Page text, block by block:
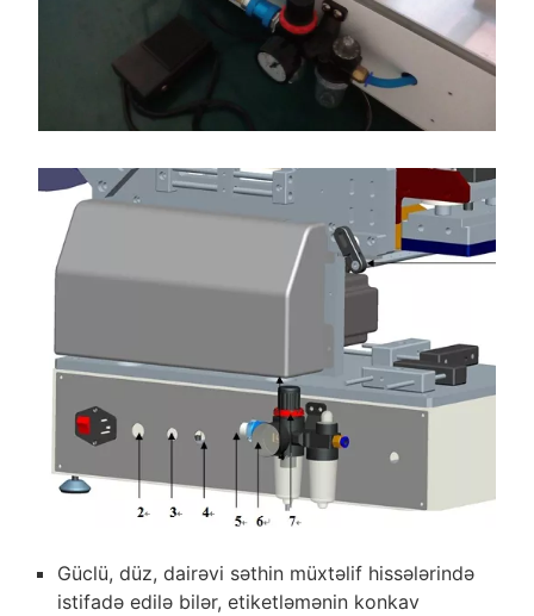
Güclü, düz, dairəvi səthin müxtəlif hissələrində
istifadə edilə bilər, etiketləmənin konkav